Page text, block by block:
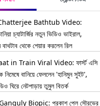
Bathtub Video:
চ্যাটার্জির নতুন ভিডিও ভাইরাল,
বাথটাব থেকে শেয়ার করলেন রিল
in Train Viral Video: ফার্স্ট এসি
নিমেষে বানিয়ে ফেললেন 'হানিমুন সুইট',
ঘিরে নেটপাড়ায় তুমুল বিতর্ক
Biopic: প্রকাশ পেল সৌরভের